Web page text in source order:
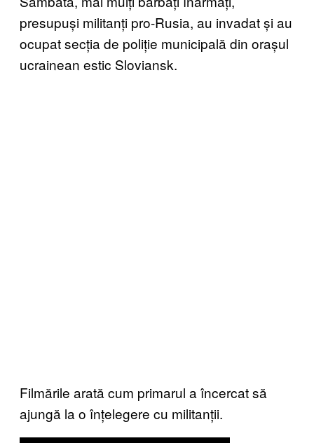
presupuși militanți pro-Rusia, au invadat și au
ocupat secția de poliție municipală din orașul
ucrainean estic Sloviansk.
Filmările arată cum primarul a încercat să
ajungă la o înțelegere cu militanții.